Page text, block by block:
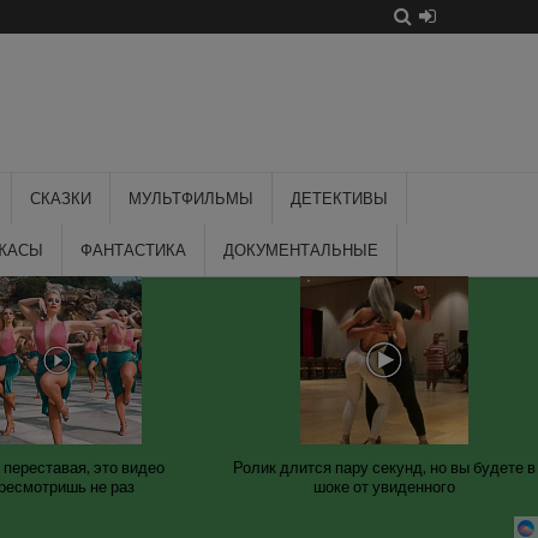
СКАЗКИ МУЛЬТФИЛЬМЫ ДЕТЕКТИВЫ
ФАНТАСТИКА ДОКУМЕНТАЛЬНЫЕ
это видео
не раз
Ролик длится пару секунд, но вы будете в
шоке от увиденного